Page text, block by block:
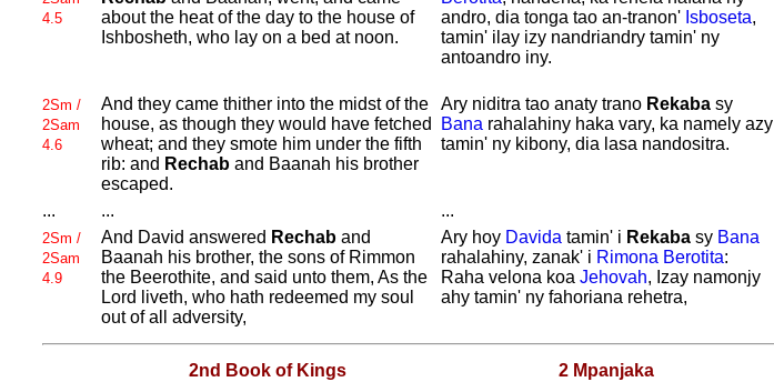
4.5
about the heat of the day to the house of
Ishbosheth, who lay on a bed at noon.
andro, dia tonga tao an-tranon' Isboseta,
tamin' ilay izy nandriandry tamin' ny
antoandro iny.
2Sm /
2Sam
4.6
And they came thither into the midst of the
house, as though they would have fetched
wheat; and they smote him under the fifth
rib: and Rechaband Baanah his brother
escaped.
Ary niditra tao anaty trano Rekabasy
Bana rahalahiny haka vary, ka namely azy
tamin' ny kibony, dia lasa nandositra.
... ... ...
2Sm /
2Sam
4.9
And David answered Rechaband
Baanah his brother, the sons of Rimmon
the Beerothite, and said unto them, As the
Lord liveth, who hath redeemed my soul
out of all adversity,
Ary hoy Davida tamin' i Rekabasy Bana
rahalahiny, zanak' i Rimona Berotita:
Raha velona koa Jehovah, Izay namonjy
ahy tamin' ny fahoriana rehetra,
2nd Book of Kings 2 Mpanjaka